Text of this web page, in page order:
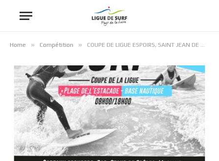
Home » Compétition » COUPE DE LIGUE ESPOIRS, SAINT JEAN DE MONTS LE 7 MARS.